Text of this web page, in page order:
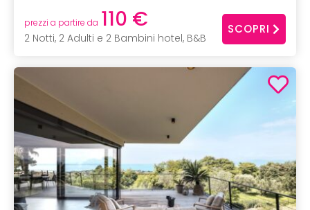
prezzi a partire da 110 €
2 Notti, 2 Adulti e 2 Bambini hotel, B&B
SCOPRI